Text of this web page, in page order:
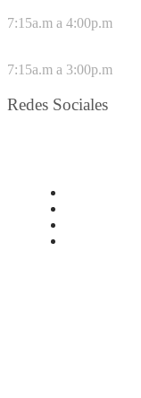
7:15a.m a 4:00p.m
7:15a.m a 3:00p.m
Redes Sociales